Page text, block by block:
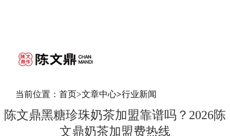
当前位置： 首页>文章中心>行业新闻
陈文鼎黑糖珍珠奶茶加盟靠谱吗？2026陈
文鼎奶茶加盟费热线